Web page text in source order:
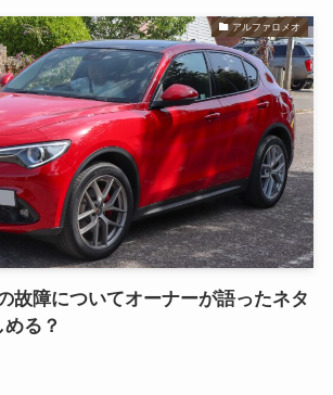
アルファロメオ
故障についてオーナーが語ったネタ
る？